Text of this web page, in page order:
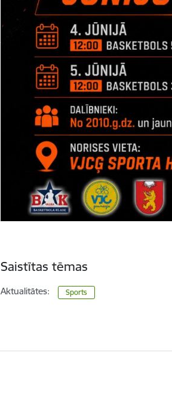
Saistītas tēmas
Aktualitātes: Sports